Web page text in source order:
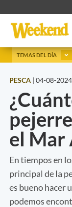
TEMAS DEL DÍA
PESCA | 04-08-
el Mar
En tiempos en
principal de la
es bueno hacer
podemos